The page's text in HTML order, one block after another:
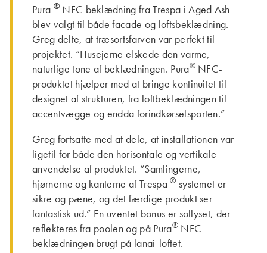
Pura ®NFC beklædning fra Trespa i Aged Ash
blev valgt til både facade og loftsbeklædning.
Greg delte, at træsortsfarven var perfekt til
projektet. “Husejerne elskede den varme,
naturlige tone af beklædningen. Pura®NFC-
produktet hjælper med at bringe kontinuitet til
designet af strukturen, fra loftbeklædningen til
accentvægge og endda forindkørselsporten.”
Greg fortsatte med at dele, at installationen var
ligetil for både den horisontale og vertikale
anvendelse af produktet. “Samlingerne,
hjørnerne og kanterne af Trespa® systemet er
sikre og pæne, og det færdige produkt ser
fantastisk ud.” En uventet bonus er sollyset, der
reflekteres fra poolen og på Pura®NFC
beklædningen brugt på lanai-loftet.